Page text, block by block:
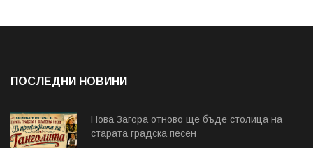
ПОСЛЕДНИ НОВИНИ
Нова Загора отново ще бъде столица на
старата градска песен